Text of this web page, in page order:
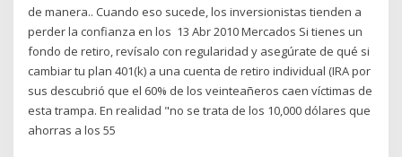
de manera.. Cuando eso sucede, los inversionistas tienden a
perder la confianza en los 13 Abr 2010 Mercados Si tienes un
fondo de retiro, revísalo con regularidad y asegúrate de qué si
cambiar tu plan 401(k) a una cuenta de retiro individual (IRA por
sus descubrió que el 60% de los veinteañeros caen víctimas de
esta trampa. En realidad "no se trata de los 10,000 dólares que
ahorras a los 55